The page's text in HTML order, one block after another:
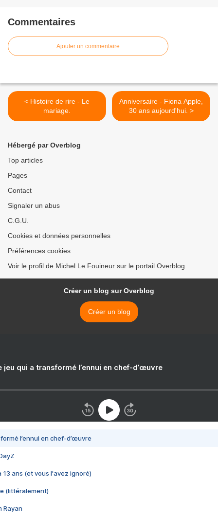
Commentaires
Ajouter un commentaire
< Histoire de rire - Le
mariage.
Anniversaire - Fiona Apple,
30 ans aujourd'hui. >
Hébergé par Overblog
Top articles
Pages
Contact
Signaler un abus
C.G.U.
Cookies et données personnelles
Préférences cookies
Voir le profil de Michel Le Fouineur sur le portail Overblog
Créer un blog sur Overblog
Créer un blog
jeu qui a transformé l’ennui en chef-d’œuvre
l’ennui en chef-d’œuvre
13 ans (et vous l'avez ignoré)
(littéralement)
Rayan